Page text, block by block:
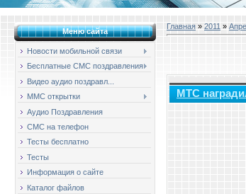
Меню сайта
Новости мобильной связи
Бесплатные СМС поздравления
Видео аудио поздравл...
ММС открытки
Аудио Поздравления
СМС на телефон
Тесты бесплатно
Тесты
Информация о сайте
Каталог файлов
Главная » 2011 »
МТС